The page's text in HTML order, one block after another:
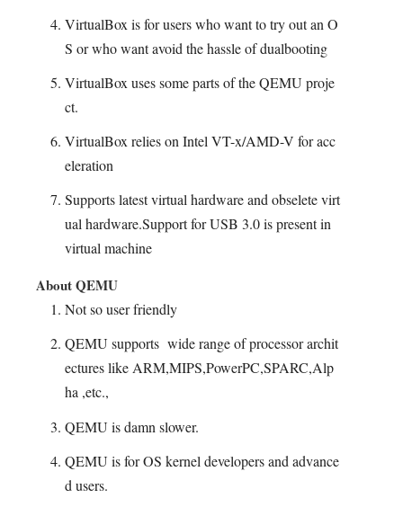
VirtualBox is for users who want to try out an O
S or who want avoid the hassle of dualbooting
VirtualBox uses some parts of the QEMU proje
ct.
VirtualBox relies on Intel VT-x/AMD-V for acc
eleration
Supports latest virtual hardware and obselete virt
ual hardware.Support for USB 3.0 is present in
virtual machine
About QEMU
Not so user friendly
QEMU supports wide range of processor archit
ectures like ARM,MIPS,PowerPC,SPARC,Alp
ha ,etc.,
QEMU is damn slower.
QEMU is for OS kernel developers and advance
d users.